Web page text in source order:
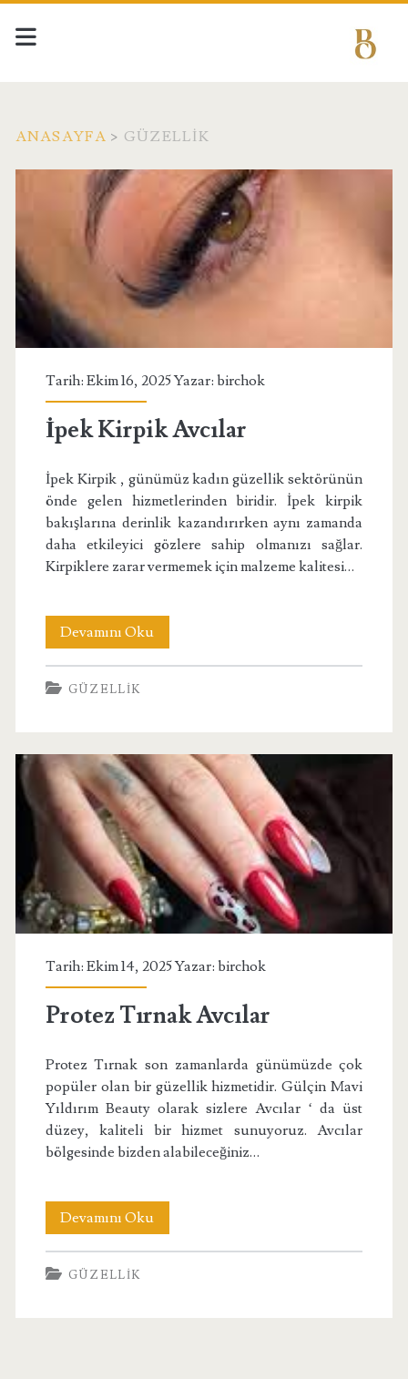
ANASAYFA > GÜZELLIK
Kategori:
<span>Güzellik</span>
Tarih: Ekim 16, 2025 Yazar: birchok
İpek Kirpik Avcılar
İpek Kirpik , günümüz kadın güzellik sektörünün
önde gelen hizmetlerinden biridir. İpek kirpik
bakışlarına derinlik kazandırırken aynı zamanda
daha etkileyici gözlere sahip olmanızı sağlar.
Kirpiklere zarar vermemek için malzeme kalitesi…
Devamını Okuİpek
Kirpik
GÜZELLIK
Tarih: Ekim 14, 2025 Yazar: birchok
Protez Tırnak Avcılar
Protez Tırnak son zamanlarda günümüzde çok
popüler olan bir güzellik hizmetidir. Gülçin Mavi
Yıldırım Beauty olarak sizlere Avcılar ‘ da üst
düzey, kaliteli bir hizmet sunuyoruz. Avcılar
bölgesinde bizden alabileceğiniz…
Devamını OkuProtez
Tırnak
GÜZELLIK